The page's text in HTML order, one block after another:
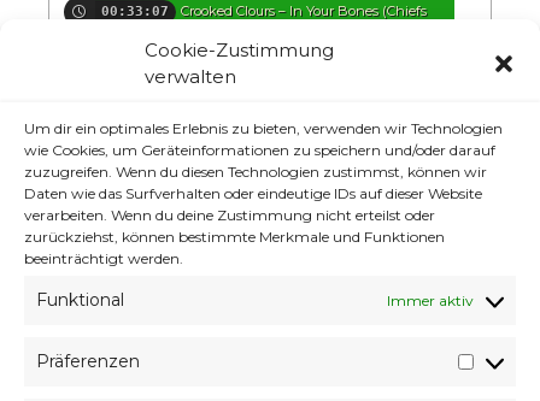
Cookie-Zustimmung
verwalten
Um dir ein optimales Erlebnis zu bieten, verwenden wir Technologien
wie Cookies, um Geräteinformationen zu speichern und/oder darauf
zuzugreifen. Wenn du diesen Technologien zustimmst, können wir
Daten wie das Surfverhalten oder eindeutige IDs auf dieser Website
verarbeiten. Wenn du deine Zustimmung nicht erteilst oder
zurückziehst, können bestimmte Merkmale und Funktionen
beeinträchtigt werden.
Funktional Immer aktiv
Präferenzen
00:33:07
Crooked Clours – In Your Bones (Chiefs
00:36:30 IRIS – Tigerhead (EBY Remix)
00:43:14 Planet Of Sound – We Are Together
00:46:38 Gabriel Rios – Gold (Thomas Jack Remix)
00:51:03 Maxx Baer – Caprisum (Grimm Remix)
00:54:46